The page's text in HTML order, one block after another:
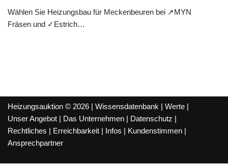
Wählen Sie Heizungsbau für Meckenbeuren bei ↗️MYN
Fräsen und ✓Estrich…
Heizungsauktion © 2026 | Wissensdatenbank | Werte |
Unser Angebot | Das Unternehmen | Datenschutz |
Rechtliches | Erreichbarkeit | Infos | Kundenstimmen |
Ansprechpartner